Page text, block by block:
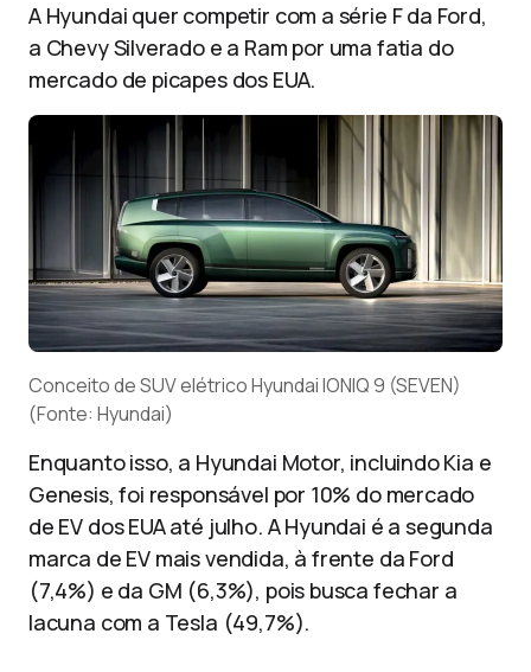
A Hyundai quer competir com a série F da Ford,
a Chevy Silverado e a Ram por uma fatia do
mercado de picapes dos EUA.
Conceito de SUV elétrico Hyundai IONIQ 9 (SEVEN)
(Fonte: Hyundai)
Enquanto isso, a Hyundai Motor, incluindo Kia e
Genesis, foi responsável por 10% do mercado
de EV dos EUA até julho. A Hyundai é a segunda
marca de EV mais vendida, à frente da Ford
(7,4%) e da GM (6,3%), pois busca fechar a
lacuna com a Tesla (49,7%).